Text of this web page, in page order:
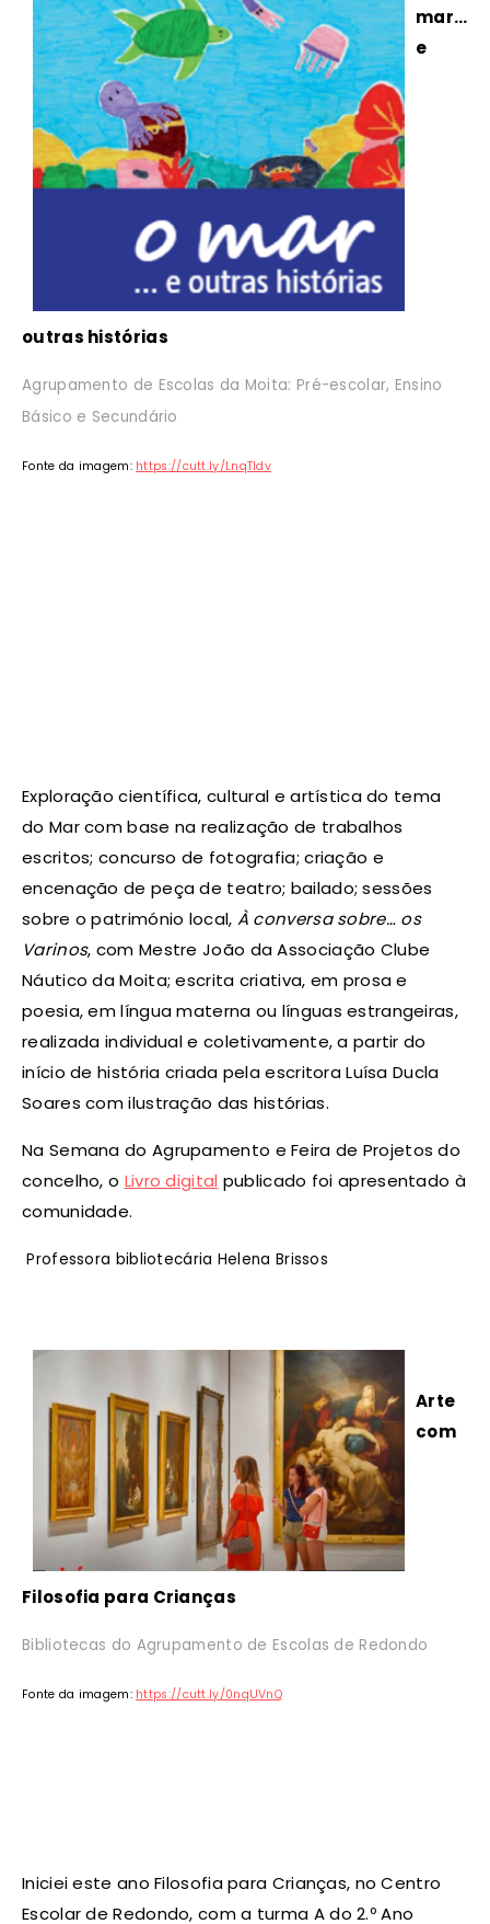
mar…
e
outras histórias
Agrupamento de Escolas da Moita: Pré-escolar, Ensino
Básico e Secundário
Fonte da imagem: https://cutt.ly/LnqTldv
Exploração científica, cultural e artística do tema
do Mar com base na realização de trabalhos
escritos; concurso de fotografia; criação e
encenação de peça de teatro; bailado; sessões
sobre o património local, À conversa sobre… os
Varinos, com Mestre João da Associação Clube
Náutico da Moita; escrita criativa, em prosa e
poesia, em língua materna ou línguas estrangeiras,
realizada individual e coletivamente, a partir do
início de história criada pela escritora Luísa Ducla
Soares com ilustração das histórias.
Na Semana do Agrupamento e Feira de Projetos do
concelho, o Livro digital publicado foi apresentado à
comunidade.
Professora bibliotecária Helena Brissos
Arte
com
Filosofia para Crianças
Bibliotecas do Agrupamento de Escolas de Redondo
Fonte da imagem: https://cutt.ly/0nqUVnQ
Iniciei este ano Filosofia para Crianças, no Centro
Escolar de Redondo, com a turma A do 2.º Ano